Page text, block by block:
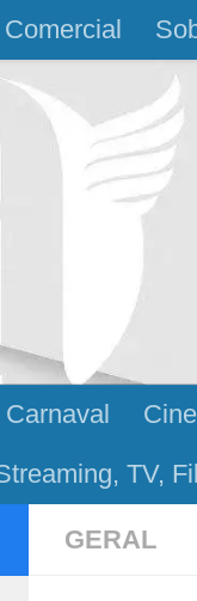
Carnaval
TV,
GERAL